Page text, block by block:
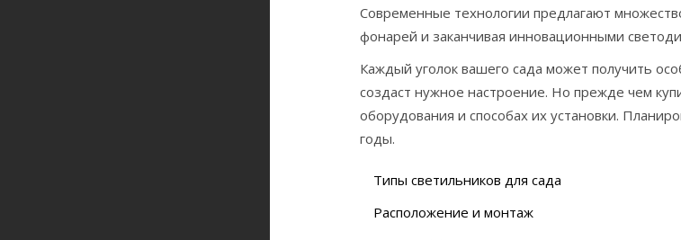
Современные технологии предлагают
фонарей и заканчивая инновационными
Каждый уголок вашего сада может получить
создаст нужное настроение. Но прежде чем
оборудования и способах их установки.
годы.
Типы светильников для сада
Расположение и монтаж